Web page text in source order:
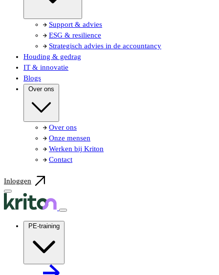
Support & advies
ESG & resilience
Strategisch advies in de accountancy
Houding & gedrag
IT & innovatie
Blogs
Over ons
Over ons
Onze mensen
Werken bij Kriton
Contact
Inloggen
PE-training